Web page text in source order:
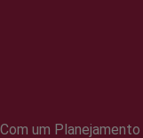
Com um